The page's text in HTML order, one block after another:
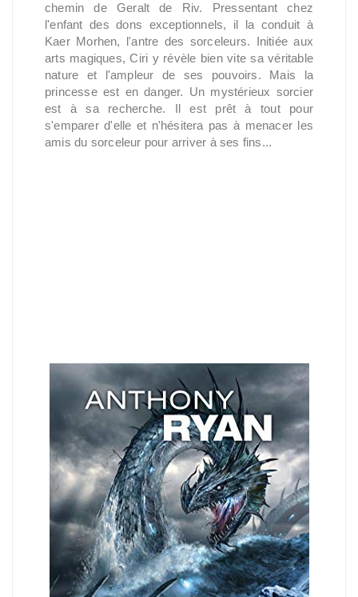
chemin de Geralt de Riv. Pressentant chez
l'enfant des dons exceptionnels, il la conduit à
Kaer Morhen, l'antre des sorceleurs. Initiée aux
arts magiques, Ciri y révèle bien vite sa véritable
nature et l'ampleur de ses pouvoirs. Mais la
princesse est en danger. Un mystérieux sorcier
est à sa recherche. Il est prêt à tout pour
s'emparer d'elle et n'hésitera pas à menacer les
amis du sorceleur pour arriver à ses fins...